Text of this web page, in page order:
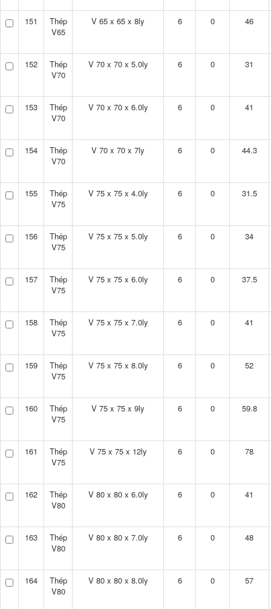
151
Thép
V65
V 65 x 65 x 8ly 6 0 46
152
Thép
V70
V 70 x 70 x 5.0ly 6 0 31
153
Thép
V70
V 70 x 70 x 6.0ly 6 0 41
154
Thép
V70
V 70 x 70 x 7ly 6 0 44.3
155
Thép
V75
V 75 x 75 x 4.0ly 6 0 31.5
156
Thép
V75
V 75 x 75 x 5.0ly 6 0 34
157
Thép
V75
V 75 x 75 x 6.0ly 6 0 37.5
158
Thép
V75
V 75 x 75 x 7.0ly 6 0 41
159
Thép
V75
V 75 x 75 x 8.0ly 6 0 52
160
Thép
V75
V 75 x 75 x 9ly 6 0 59.8
161
Thép
V75
V 75 x 75 x 12ly 6 0 78
162
Thép
V80
V 80 x 80 x 6.0ly 6 0 41
163
Thép
V80
V 80 x 80 x 7.0ly 6 0 48
164
Thép
V80
V 80 x 80 x 8.0ly 6 0 57